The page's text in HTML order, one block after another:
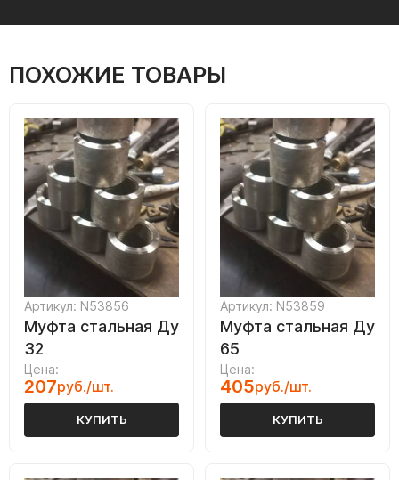
ПОХОЖИЕ ТОВАРЫ
Артикул: N53856
Муфта стальная Ду
32
Цена:
207руб./шт.
КУПИТЬ
Артикул: N53859
Муфта стальная Ду
65
Цена:
405руб./шт.
КУПИТЬ